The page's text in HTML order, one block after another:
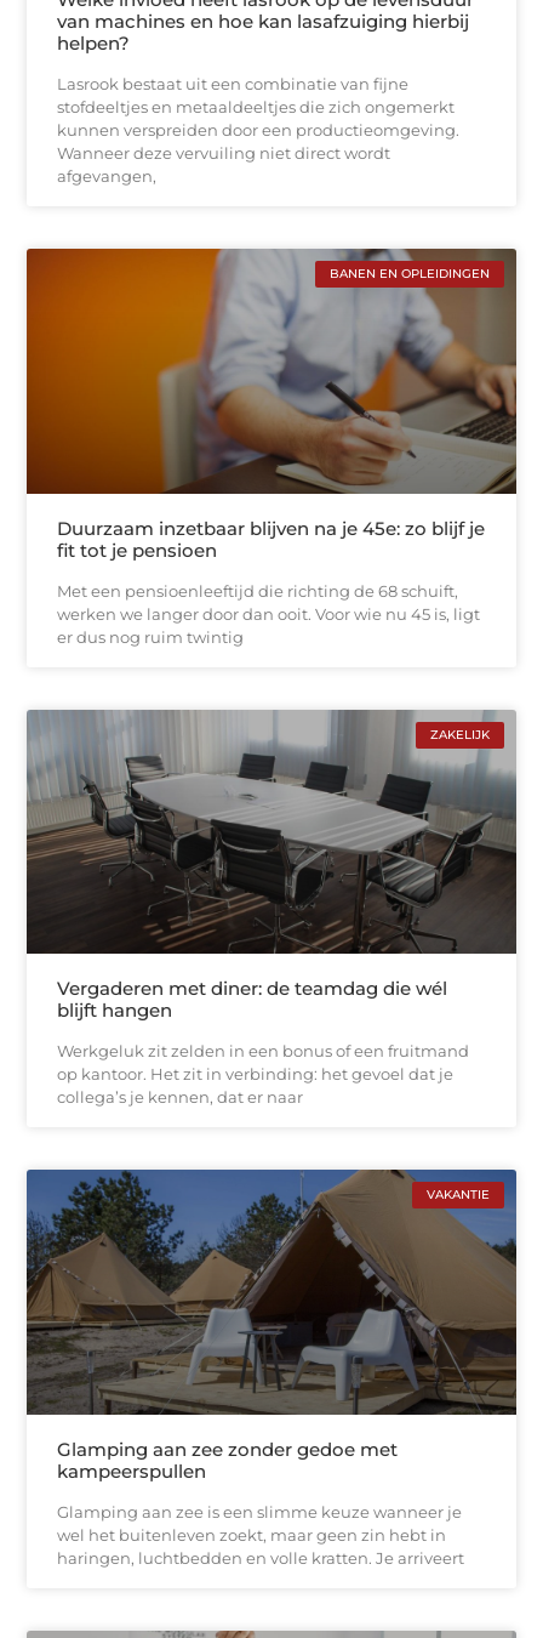
van machines en hoe kan lasafzuiging hierbij
helpen?
Lasrook bestaat uit een combinatie van fijne
stofdeeltjes en metaaldeeltjes die zich ongemerkt
kunnen verspreiden door een productieomgeving.
Wanneer deze vervuiling niet direct wordt
afgevangen,
BANEN EN OPLEIDINGEN
Duurzaam inzetbaar blijven na je 45e: zo blijf je
fit tot je pensioen
Met een pensioenleeftijd die richting de 68 schuift,
werken we langer door dan ooit. Voor wie nu 45 is, ligt
er dus nog ruim twintig
ZAKELIJK
Vergaderen met diner: de teamdag die wél
blijft hangen
Werkgeluk zit zelden in een bonus of een fruitmand
op kantoor. Het zit in verbinding: het gevoel dat je
collega’s je kennen, dat er naar
VAKANTIE
Glamping aan zee zonder gedoe met
kampeerspullen
Glamping aan zee is een slimme keuze wanneer je
wel het buitenleven zoekt, maar geen zin hebt in
haringen, luchtbedden en volle kratten. Je arriveert